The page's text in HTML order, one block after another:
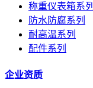
称重仪表箱系列
防水防腐系列
耐高温系列
配件系列
企业资质